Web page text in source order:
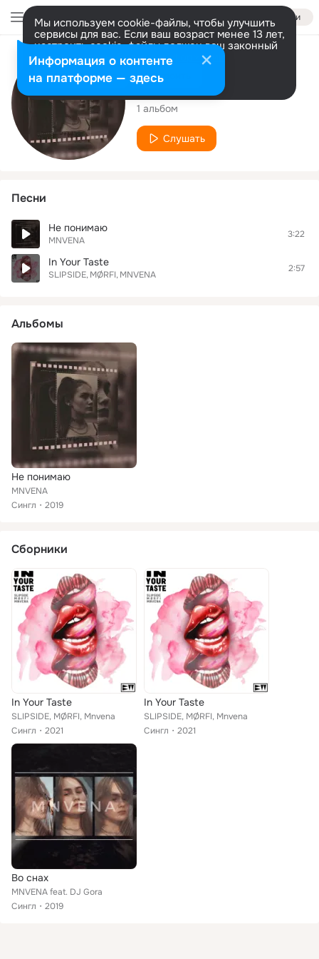
Войти
Мы используем cookie-файлы, чтобы улучшить
сервисы для вас. Если ваш возраст менее 13 лет,
настроить cookie-файлы должен ваш законный
представитель. Больше информации
Разрешить все Настроить
Исполнитель
MNVENA
1 альбом
Слушать
Песни
Не понимаю
MNVENA
3:22
In Your Taste
SLIPSIDE MØRFI MNVENA
2:57
Альбомы
Не понимаю
MNVENA
Сингл
2019
Сборники
In Your Taste
SLIPSIDE, MØRFI, Mnvena
Сингл
2021
In Your Taste
SLIPSIDE, MØRFI, Mnvena
Сингл
2021
Во снах
MNVENA feat. DJ Gora
Сингл
2019
Информация о контенте
на платформе — здесь